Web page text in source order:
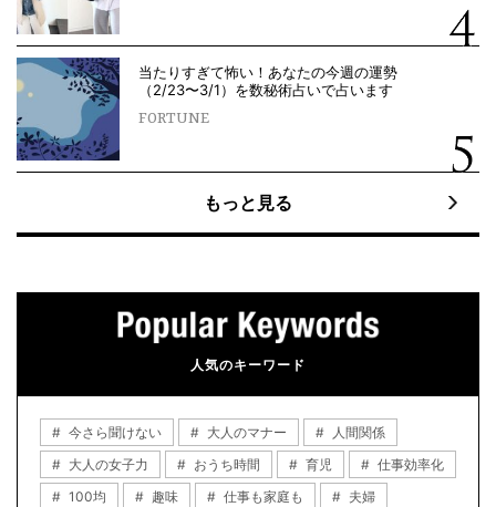
当たりすぎて怖い！あなたの今週の運勢
（2/23〜3/1）を数秘術占いで占います
FORTUNE
もっと見る
人気のキーワード
今さら聞けない 大人のマナー
人間関係
大人の女子力
おうち時間 育児
仕事効率化
100均
趣味 仕事も家庭も 夫婦